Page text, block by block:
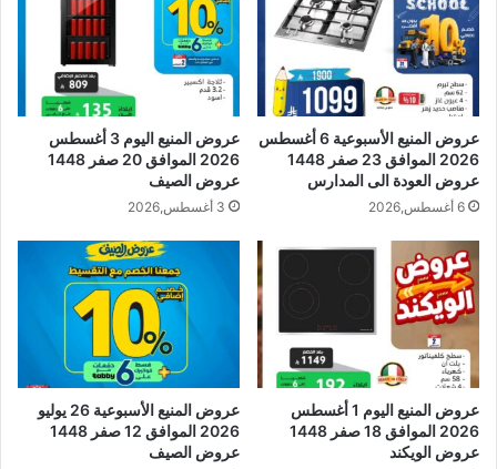
عروض المنيع الأسبوعية 6 أغسطس
2026 الموافق 23 صفر 1448
عروض العودة الى المدارس
6 أغسطس,2026
عروض المنيع اليوم 3 أغسطس
2026 الموافق 20 صفر 1448
عروض الصيف
3 أغسطس,2026
عروض المنيع اليوم 1 أغسطس
2026 الموافق 18 صفر 1448
عروض الويكند
عروض المنيع الأسبوعية 26 يوليو
2026 الموافق 12 صفر 1448
عروض الصيف